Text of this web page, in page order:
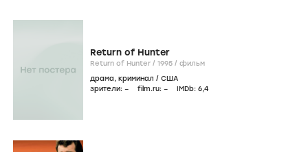
Return of Hunter
Return of Hunter / 1995 / фильм
драма, криминал / США
зрители: – film.ru: – IMDb: 6,4